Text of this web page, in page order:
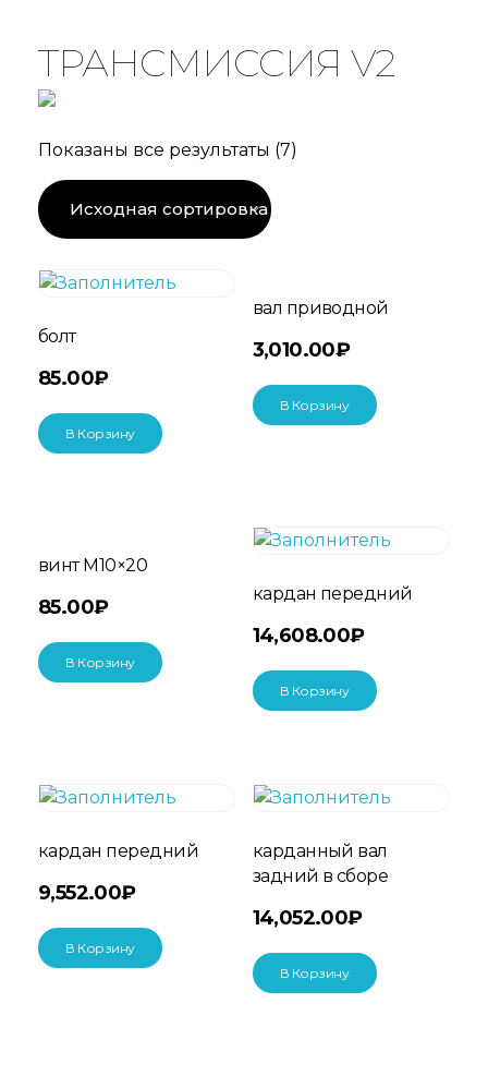
ТРАНСМИССИЯ V2
Показаны все результаты (7)
болт
85.00₽
В Корзину
вал приводной
3,010.00₽
В Корзину
винт M10×20
85.00₽
В Корзину
кардан передний
14,608.00₽
В Корзину
кардан передний
9,552.00₽
В Корзину
карданный вал
задний в сборе
14,052.00₽
В Корзину